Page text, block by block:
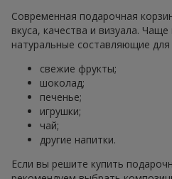
Современная подарочная
вкуса, качества и визуала.
натуральные составляющие для
свежие фрукты;
шоколад;
печенье;
игрушки;
чай;
другие напитки.
Если вы решите купить